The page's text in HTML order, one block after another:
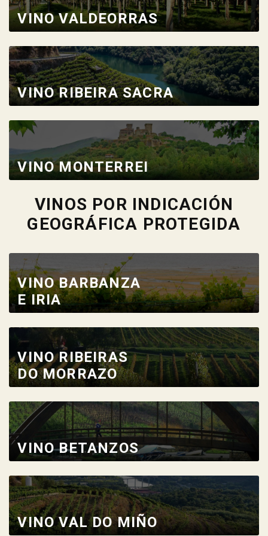
VINO VALDEORRAS
VINO RIBEIRA SACRA
VINO MONTERREI
VINOS POR INDICACIÓN
GEOGRÁFICA PROTEGIDA
VINO BARBANZA
E IRIA
VINO RIBEIRAS
DO MORRAZO
VINO BETANZOS
VINO VAL DO MIÑO